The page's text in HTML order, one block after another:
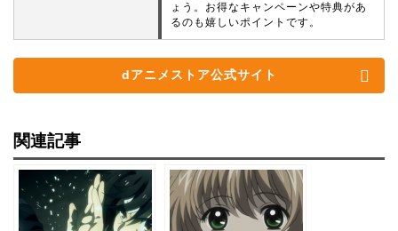
ょう。お得なキャンペーンや特典があ
るのも嬉しいポイントです。
dアニメストア公式サイト
関連記事